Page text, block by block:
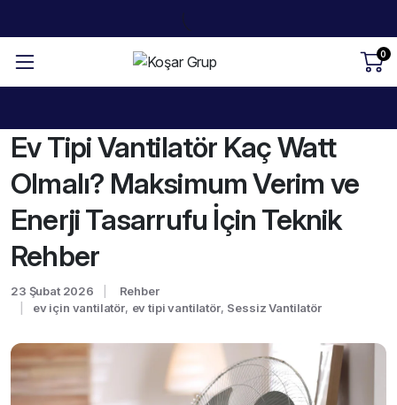
0
Ev Tipi Vantilatör Kaç Watt
Olmalı? Maksimum Verim ve
Enerji Tasarrufu İçin Teknik
Rehber
23 Şubat 2026
Rehber
ev için vantilatör, ev tipi vantilatör, Sessiz Vantilatör